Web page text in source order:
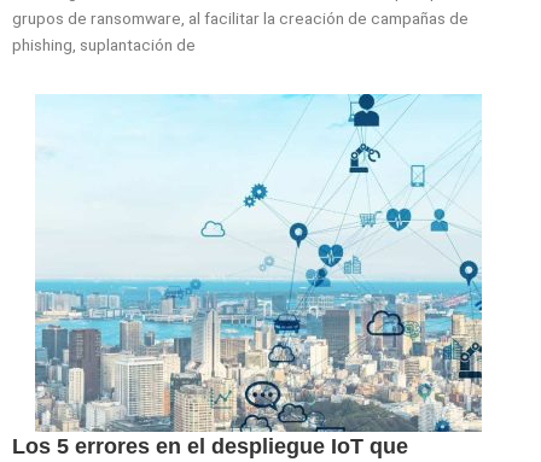
grupos de ransomware, al facilitar la creación de campañas de
phishing, suplantación de
Los 5 errores en el despliegue IoT que